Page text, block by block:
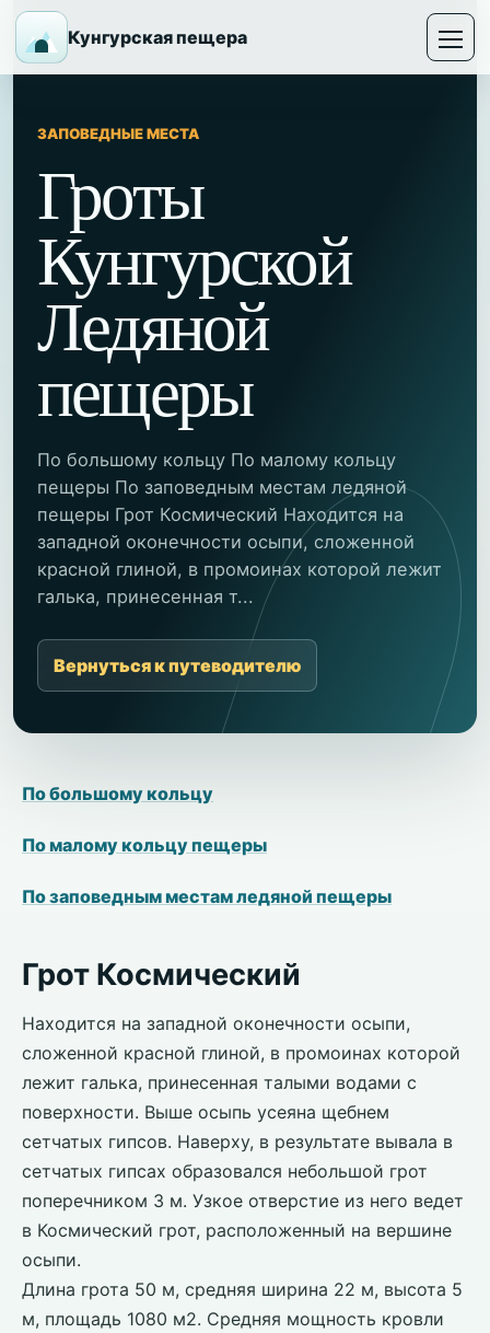
Кунгурская пещера
ЗАПОВЕДНЫЕ МЕСТА
Гроты
Кунгурской
Ледяной
пещеры
По большому кольцу По малому кольцу
пещеры По заповедным местам ледяной
пещеры Грот Космический Находится на
западной оконечности осыпи, сложенной
красной глиной, в промоинах которой лежит
галька, принесенная т...
Вернуться к путеводителю
По большому кольцу
По малому кольцу пещеры
По заповедным местам ледяной пещеры
Грот Космический
Находится на западной оконечности осыпи,
сложенной красной глиной, в промоинах которой
лежит галька, принесенная талыми водами с
поверхности. Выше осыпь усеяна щебнем
сетчатых гипсов. Наверху, в результате вывала в
сетчатых гипсах образовался небольшой грот
поперечником 3 м. Узкое отверстие из него ведет
в Космический грот, расположенный на вершине
осыпи.
Длина грота 50 м, средняя ширина 22 м, высота 5
м, площадь 1080 м2. Средняя мощность кровли